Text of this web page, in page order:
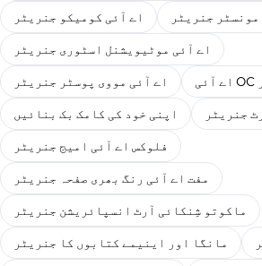
اے آئی کومیکو جنریٹر
مونسٹر جنریٹر
اے آئی موٹیویشنل اسٹوری جنریٹر
اے آئی مووی پوسٹر جنریٹر
اپنی خود کی کامک بک بنائیں
جنریٹر
فلوکس اے آئی امیج جنریٹر
مفت اے آئی رنگ بھری صفحہ جنریٹر
ماکوتو شِنکائی آرٹ انسپائریشن جنریٹر
مانگا اور اینیمے کتابوں کا جنریٹر